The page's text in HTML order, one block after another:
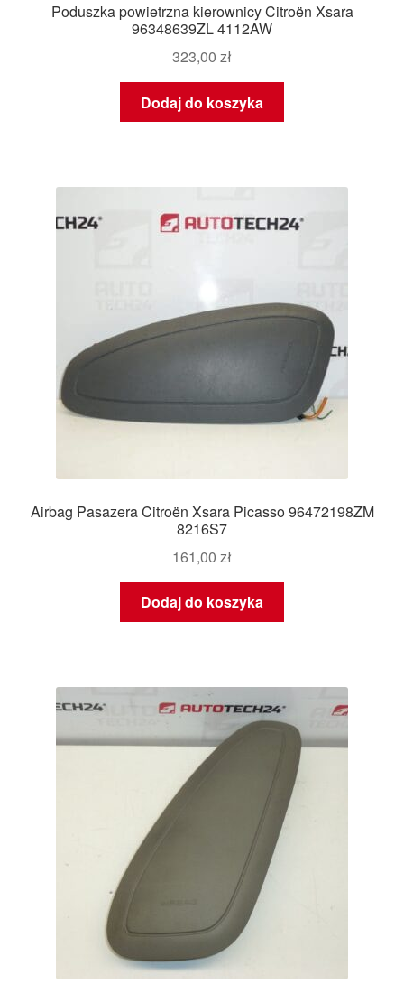
Poduszka powietrzna kierownicy Citroën Xsara
96348639ZL 4112AW
323,00 zł
Dodaj do koszyka
Airbag Pasazera Citroën Xsara Picasso 96472198ZM
8216S7
161,00 zł
Dodaj do koszyka